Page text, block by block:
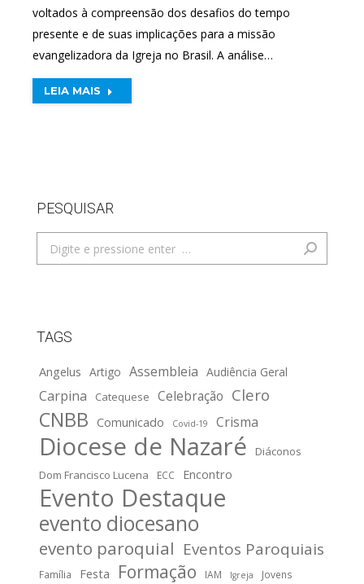
voltados à compreensão dos desafios do tempo
presente e de suas implicações para a missão
evangelizadora da Igreja no Brasil. A análise…
LEIA MAIS
PESQUISAR
Search:
TAGS
Angelus Artigo Assembleia Audiência Geral
Carpina Catequese Celebração Clero
CNBB Comunicado Covid-19 Crisma
Diocese de Nazaré
Diáconos
Dom Francisco Lucena
ECC Encontro
Evento Destaque
evento diocesano
evento paroquial Eventos Paroquiais
Família Festa Formação IAM Igreja Jovens